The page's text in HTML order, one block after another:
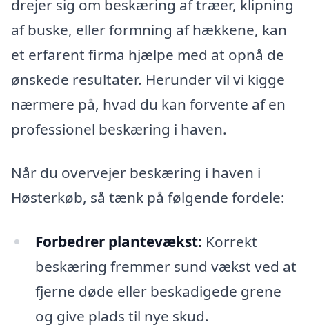
drejer sig om beskæring af træer, klipning
af buske, eller formning af hækkene, kan
et erfarent firma hjælpe med at opnå de
ønskede resultater. Herunder vil vi kigge
nærmere på, hvad du kan forvente af en
professionel beskæring i haven.
Når du overvejer beskæring i haven i
Høsterkøb, så tænk på følgende fordele:
Forbedrer plantevækst: Korrekt
beskæring fremmer sund vækst ved at
fjerne døde eller beskadigede grene
og give plads til nye skud.